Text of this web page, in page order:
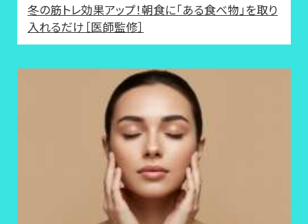
冬の筋トレ効果アップ！朝食に「ある食べ物」を取り
入れるだけ［医師監修］